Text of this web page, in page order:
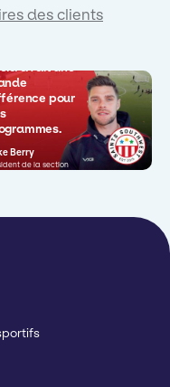
des clients
a fait une
pour
Berry
de la section